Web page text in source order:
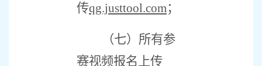
传qg.justtool.com；
（七）所有参
赛视频报名上传